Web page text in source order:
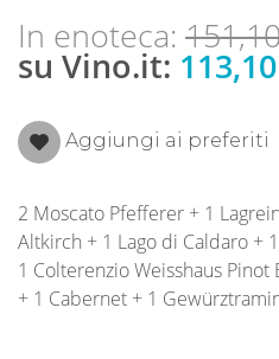
In enoteca:
su Vino.it:
Aggiungi ai preferiti
2 Moscato Pfefferer + 1
Altkirch + 1 Lago di Caldaro +
1 Colterenzio Weisshaus
+ 1 Cabernet + 1